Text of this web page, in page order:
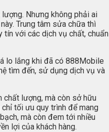
Nhưng không phải ai
Trung tâm sửa chữa thì
tín với các dịch vụ chất, chuẩn
lo lắng khi đã có 888Mobile
tìm đến, sử dụng dịch vụ và
chất lượng, mà còn sở hữu
tối ưu quy trình để mang
mà còn đem tới nhiều
lợi của khách hàng.